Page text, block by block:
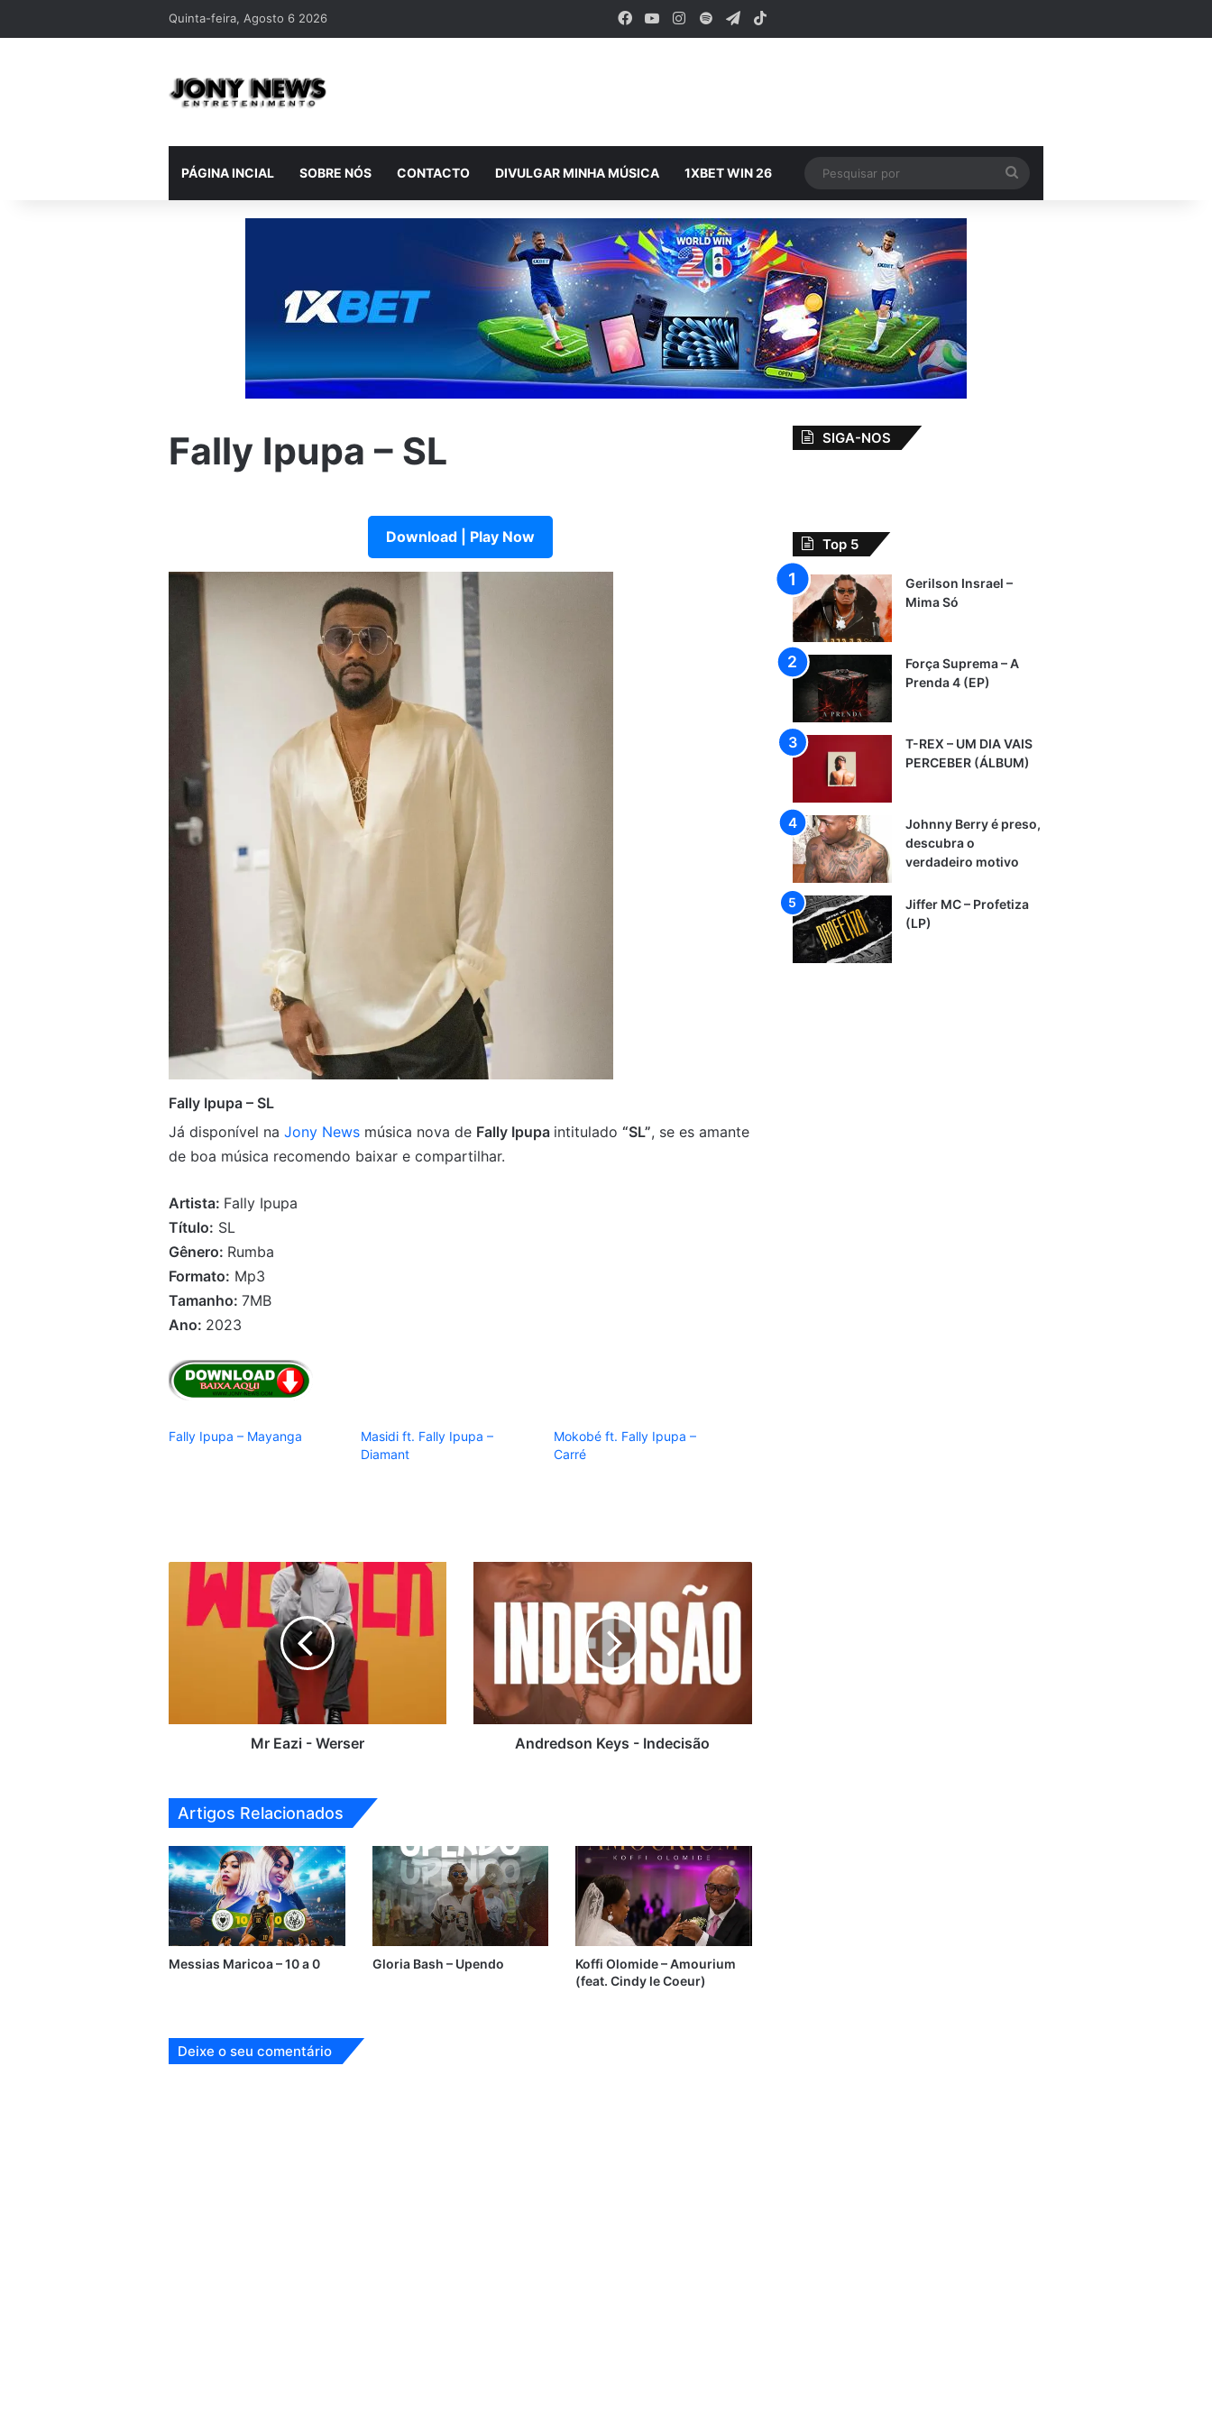
Quinta-feira, Agosto 6 2026 Facebook
YouTubeInstagram
SpotifyTelegram
TikTok
PÁGINA INCIAL SOBRE NÓS CONTACTO DIVULGAR MINHA MÚSICA 1XBET WIN 26
por
Fally Ipupa – SL
Download | Play Now
Fally Ipupa – SL
Já disponível na Jony News música nova de Fally Ipupa intitulado “SL”, se es amante
de boa música recomendo baixar e compartilhar.
Artista: Fally Ipupa
Título: SL
Gênero: Rumba
Formato: Mp3
Tamanho: 7MB
Ano: 2023
Fally Ipupa – Mayanga
Masidi ft. Fally Ipupa –
Diamant
Mokobé ft. Fally Ipupa –
Carré
Eazi
Werser
Mr Eazi - Werser
Andredson
-
Indecisão
Andredson Keys - Indecisão
Artigos Relacionados
Messias Maricoa – 10 a 0 Gloria Bash – Upendo
Koffi Olomide – Amourium
(feat. Cindy le Coeur)
Deixe o seu comentário
SIGA-NOS
Top 5
Gerilson Insrael –
Mima Só
Força Suprema – A
Prenda 4 (EP)
T-REX – UM DIA VAIS
PERCEBER (ÁLBUM)
Johnny Berry é preso,
descubra o
verdadeiro motivo
Jiffer MC – Profetiza
(LP)